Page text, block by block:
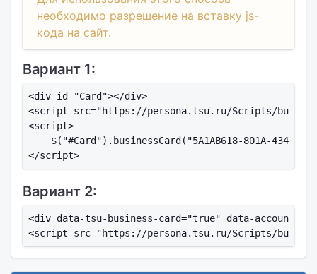
необходимо разрешение на вставку js-
кода на сайт.
Вариант 1:
<div id="Card"></div>
<script src="https://persona.tsu.ru/Scripts/
<script>
$("#Card").businessCard("5A1AB618-801A-4343-
Вариант 2:
<div data-tsu-business-card="true" data-account-